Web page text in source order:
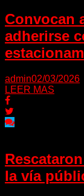
Convocan
adherirse
admin02/03/2026
LEER MAS
la vía